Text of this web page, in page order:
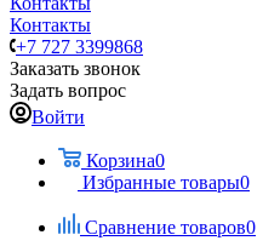
Контакты
+7 727 3399868
Заказать звонок
Задать вопрос
Войти
Корзина0
Избранные товары0
Сравнение товаров0